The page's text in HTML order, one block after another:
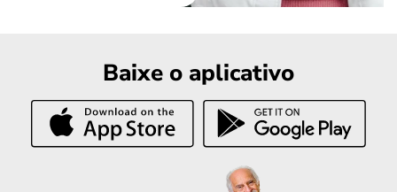
Baixe o aplicativo